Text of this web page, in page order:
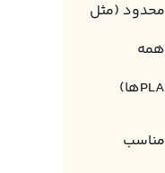
محدود (مثل
همه
PLAها)
مناسب